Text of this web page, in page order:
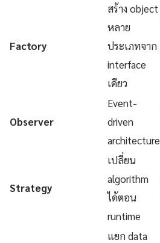
Factory
สร้าง object
หลาย
ประเภทจาก
interface
เดียว
Observer
Event-
driven
architecture
Strategy
เปลี่ยน
algorithm
ได้ตอน
runtime
แยก data